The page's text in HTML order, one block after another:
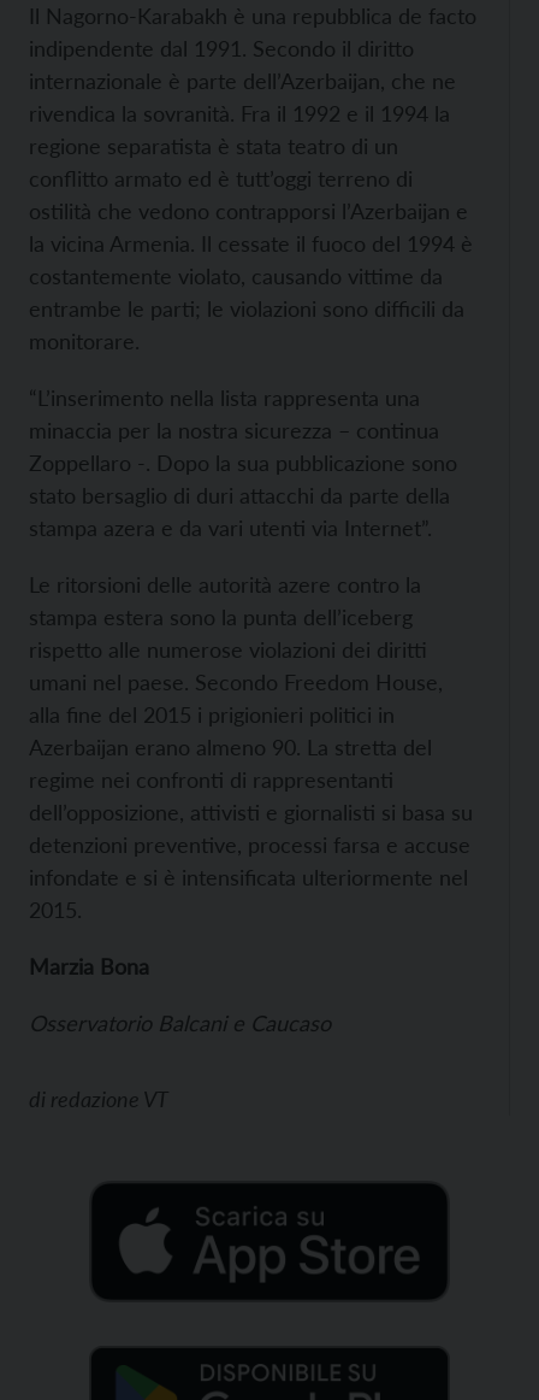
Il Nagorno-Karabakh è una repubblica de facto
indipendente dal 1991. Secondo il diritto
internazionale è parte dell’Azerbaijan, che ne
rivendica la sovranità. Fra il 1992 e il 1994 la
regione separatista è stata teatro di un
conflitto armato ed è tutt’oggi terreno di
ostilità che vedono contrapporsi l’Azerbaijan e
la vicina Armenia. Il cessate il fuoco del 1994 è
costantemente violato, causando vittime da
entrambe le parti; le violazioni sono difficili da
monitorare.
“L’inserimento nella lista rappresenta una
minaccia per la nostra sicurezza – continua
Zoppellaro -. Dopo la sua pubblicazione sono
stato bersaglio di duri attacchi da parte della
stampa azera e da vari utenti via Internet”.
Le ritorsioni delle autorità azere contro la
stampa estera sono la punta dell’iceberg
rispetto alle numerose violazioni dei diritti
umani nel paese. Secondo Freedom House,
alla fine del 2015 i prigionieri politici in
Azerbaijan erano almeno 90. La stretta del
regime nei confronti di rappresentanti
dell’opposizione, attivisti e giornalisti si basa su
detenzioni preventive, processi farsa e accuse
infondate e si è intensificata ulteriormente nel
2015.
Marzia Bona
Osservatorio Balcani e Caucaso
di redazione VT